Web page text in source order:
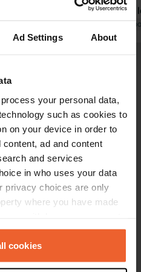
Ad Settings About
process your personal data,
such as cookies to
on your device in order to
ad and content
and services
in who uses your data
privacy choices are only
where you have made
or by clicking on
cookies
rien contre
mais au
les
Traduit par
venu ici ?
1